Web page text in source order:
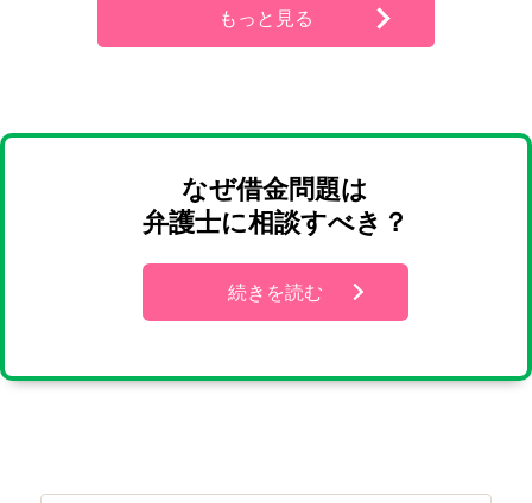
もっと見る
なぜ借金問題は
弁護士に相談すべき？
続きを読む